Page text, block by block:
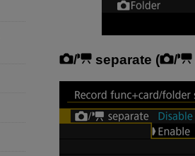
/ separate ( /